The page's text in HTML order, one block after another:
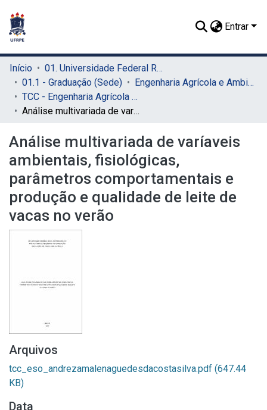
Entrar
Início
01. Universidade Federal Rural de Pernambuco - UFRPE (Sede)
01.1 - Graduação (Sede)
Engenharia Agrícola e Ambiental (Sede)
TCC - Engenharia Agrícola e Ambiental (Sede)
Análise multivariada de varíaveis ambientais, fisiológicas, parâmetros comportamentais e produção e qualidade de leite de vacas no verão
Análise multivariada de varíaveis
ambientais, fisiológicas,
parâmetros comportamentais e
produção e qualidade de leite de
vacas no verão
Arquivos
tcc_eso_andrezamalenaguedesdacostasilva.pdf (647.44
KB)
Data